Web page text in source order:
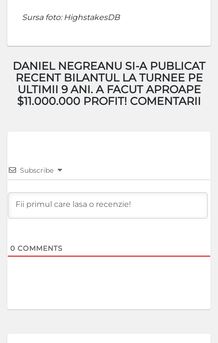
Sursa foto: HighstakesDB
DANIEL NEGREANU SI-A PUBLICAT
RECENT BILANTUL LA TURNEE PE
ULTIMII 9 ANI. A FACUT APROAPE
$11.000.000 PROFIT! COMENTARII
Subscribe
0 COMMENTS